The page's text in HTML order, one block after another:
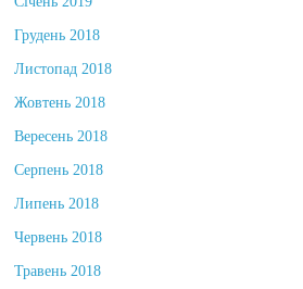
Січень 2019
Грудень 2018
Листопад 2018
Жовтень 2018
Вересень 2018
Серпень 2018
Липень 2018
Червень 2018
Травень 2018